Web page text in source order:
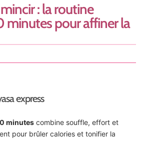
: la routine
minutes pour affiner la
express
minutes combine souffle, effort et
pour brûler calories et tonifier la